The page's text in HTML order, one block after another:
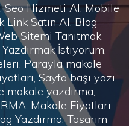
Seo Hizmeti Al, Mobile
Link Satın Al, Blog
Sitemi Tanıtmak
İstiyorum,
Parayla makale
Sayfa başı yazı
makale yazdırma,
Makale Fiyatları
Yazdırma, Tasarım